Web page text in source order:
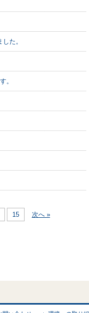
た。
。
15 次へ »